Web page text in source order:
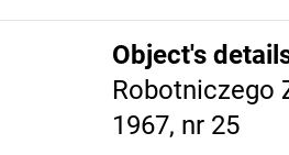
Object's
Robotniczego
1967, nr 25